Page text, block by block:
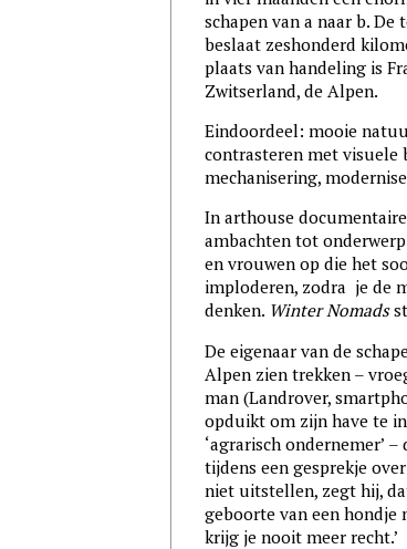
schapen van a naar b. De
beslaat zeshonderd
plaats van handeling is
Zwitserland, de Alpen.
Eindoordeel: mooie
contrasteren met visuele
mechanisering,
In arthouse
ambachten tot
en vrouwen op die het
imploderen, zodra je de
denken. Winter Nomads
De eigenaar van de
Alpen zien trekken –
man (Landrover,
opduikt om zijn have te
‘agrarisch ondernemer’
tijdens een gesprekje
niet uitstellen, zegt hij,
geboorte van een hondje
krijg je nooit meer recht.’